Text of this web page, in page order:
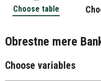
Choose table
Obrestne mere
Choose variables